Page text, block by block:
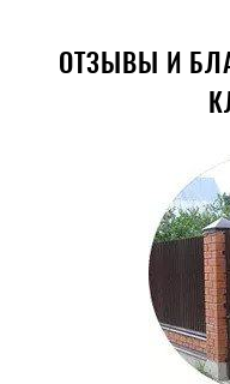
ОТЗЫВЫ И